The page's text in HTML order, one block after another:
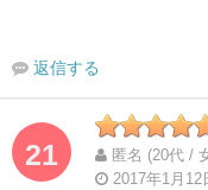
返信する
21
匿名 (20代 /
2017年1月12